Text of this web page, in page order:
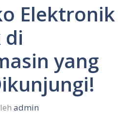
Elektronik
di
yang
admin